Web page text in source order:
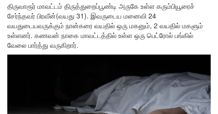
திருவாரூர் மாவட்டம் திருத்துறைப்பூண்டி அருகே உள்ள கரும்பியூரைச்
சேர்ந்தவர் பிரவீன்(வயது 31). இவருடைய மனைவி 24
வயதுடையவருக்கும் நான்கரை வயதில் ஒரு மகனும், 2 வயதில் மகளும்
உள்ளனர். கணவன் நாகை மாவட்டத்தில் உள்ள ஒரு பெட்ரோல் பங்கில்
வேலை பார்த்து வருகிறார்.